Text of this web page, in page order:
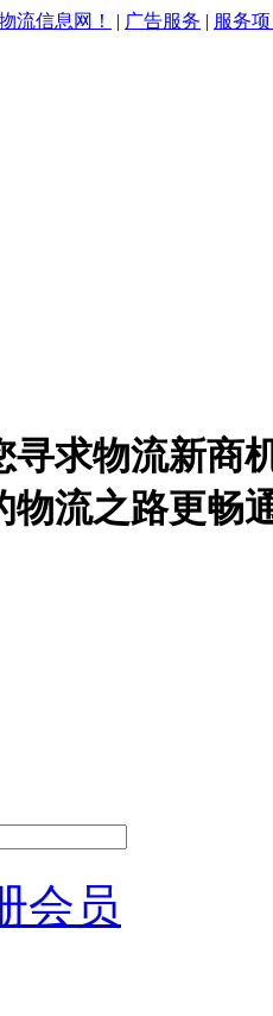
流信息网！ | 广告服务 | 服务
寻求物流新商
物流之路更畅
会员